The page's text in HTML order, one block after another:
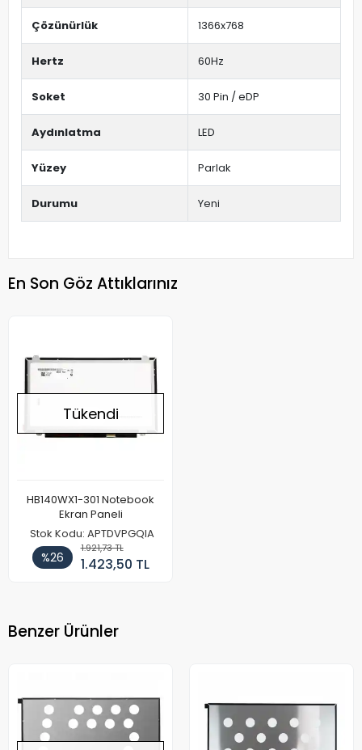
Çözünürlük 1366x768
Hertz 60Hz
Soket 30 Pin / eDP
Aydınlatma LED
Yüzey Parlak
Durumu Yeni
En Son Göz Attıklarınız
Tükendi
HB140WX1-301 Notebook
Ekran Paneli
Stok Kodu: APTDVPGQIA
%26
1.921,73 TL
1.423,50 TL
Benzer Ürünler